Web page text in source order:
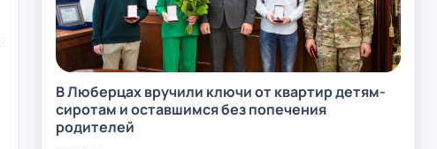
В Люберцах вручили ключи от квартир детям-
сиротам и оставшимся без попечения
родителей